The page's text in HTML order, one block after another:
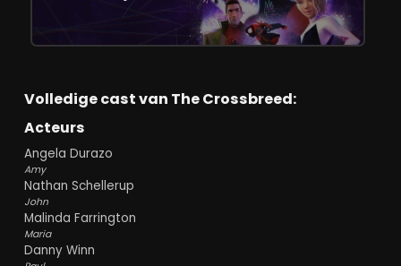
Volledige cast van The Crossbreed:
Acteurs
Angela Durazo
Amy
Nathan Schellerup
John
Malinda Farrington
Maria
Danny Winn